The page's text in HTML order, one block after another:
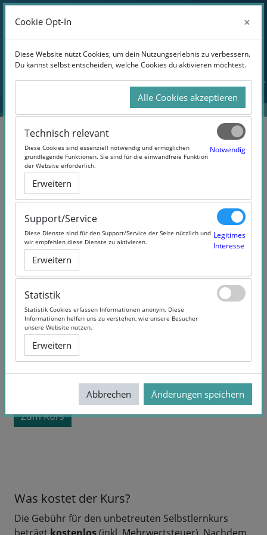
Zum Hauptinhalt
Website-Übersicht
Anmelden
Teilhabeassistenz in Kita und
Schule
Kurslaufzeit:Selbstlernangebot
Zum Kurs
Was kostet der Kurs?
Die Gebühr für den unbetreuten Selbstlernkurs
Cookie Opt-In ×
Diese Website nutzt Cookies, um dein Nutzungserlebnis zu verbessern.
Du kannst selbst entscheiden, welche Cookies du aktivieren möchtest.
Alle Cookies akzeptieren
Technisch relevant
Diese Cookies sind essenziell notwendig und ermöglichen
grundlegende Funktionen. Sie sind für die einwandfreie Funktion
der Website erforderlich.
Notwendig
Erweitern
Support/Service
Diese Dienste sind für den Support/Service der Seite nützlich und
wir empfehlen diese Dienste zu aktivieren.
Legitimes
Interesse
Erweitern
Statistik
Statistik Cookies erfassen Informationen anonym. Diese
Informationen helfen uns zu verstehen, wie unsere Besucher
unsere Website nutzen.
Erweitern
Abbrechen Änderungen speichern
Cookie Opt-In ×
Diese Website nutzt Cookies, um dein Nutzungserlebnis zu verbessern.
Du kannst selbst entscheiden, welche Cookies du aktivieren möchtest.
Alle Cookies akzeptieren
Technisch relevant
Diese Cookies sind essenziell notwendig und ermöglichen
grundlegende Funktionen. Sie sind für die einwandfreie Funktion
der Website erforderlich.
Notwendig
Erweitern
Support/Service
Diese Dienste sind für den Support/Service der Seite nützlich und
wir empfehlen diese Dienste zu aktivieren.
Legitimes
Interesse
Erweitern
Statistik
Statistik Cookies erfassen Informationen anonym. Diese
Informationen helfen uns zu verstehen, wie unsere Besucher
unsere Website nutzen.
Erweitern
Abbrechen Änderungen speichern